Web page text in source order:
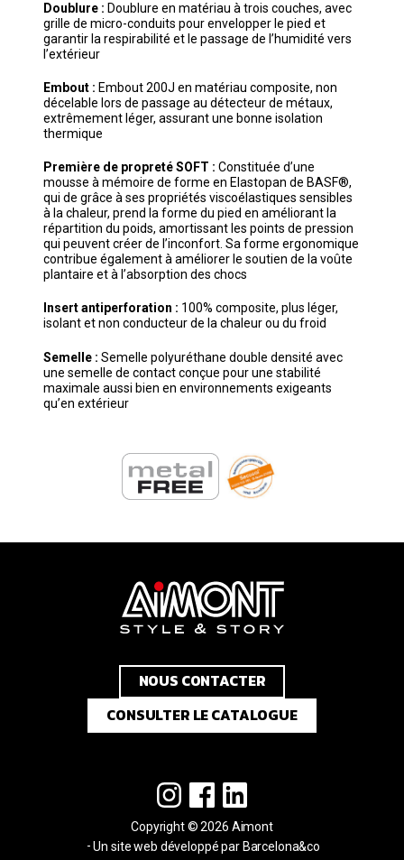
Doublure : Doublure en matériau à trois couches, avec
grille de micro-conduits pour envelopper le pied et
garantir la respirabilité et le passage de l’humidité vers
l’extérieur
Embout : Embout 200J en matériau composite, non
décelable lors de passage au détecteur de métaux,
extrêmement léger, assurant une bonne isolation
thermique
Première de propreté SOFT : Constituée d’une
mousse à mémoire de forme en Elastopan de BASF®,
qui de grâce à ses propriétés viscoélastiques sensibles
à la chaleur, prend la forme du pied en améliorant la
répartition du poids, amortissant les points de pression
qui peuvent créer de l’inconfort. Sa forme ergonomique
contribue également à améliorer le soutien de la voûte
plantaire et à l’absorption des chocs
Insert antiperforation : 100% composite, plus léger,
isolant et non conducteur de la chaleur ou du froid
Semelle : Semelle polyuréthane double densité avec
une semelle de contact conçue pour une stabilité
maximale aussi bien en environnements exigeants
qu’en extérieur
NOUS CONTACTER
CONSULTER LE CATALOGUE
Copyright © 2026 Aimont
Un site web développé par Barcelona&co